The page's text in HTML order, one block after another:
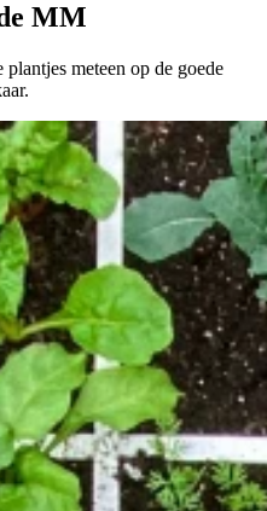
MM
meteen op de goede